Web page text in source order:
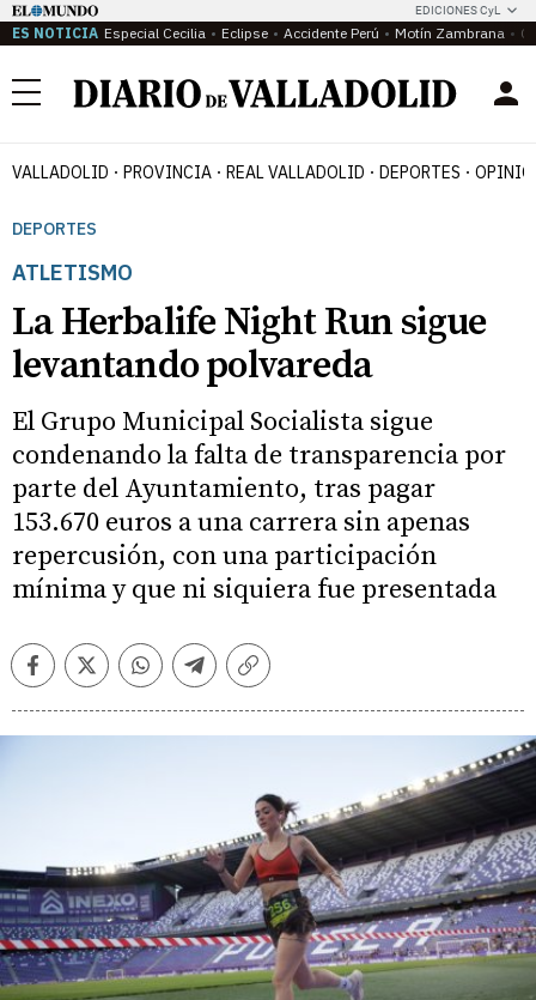
EDICIONES CyL
ES NOTICIA Especial Cecilia Eclipse Accidente Perú Motín Zambrana
Menú
VALLADOLID PROVINCIA REAL VALLADOLID DEPORTES
DEPORTES
ATLETISMO
La Herbalife Night Run sigue
levantando polvareda
El Grupo Municipal Socialista sigue
condenando la falta de transparencia por
parte del Ayuntamiento, tras pagar
153.670 euros a una carrera sin apenas
repercusión, con una participación
mínima y que ni siquiera fue presentada
FacebookTwitterWhatsappTelegramCopiar